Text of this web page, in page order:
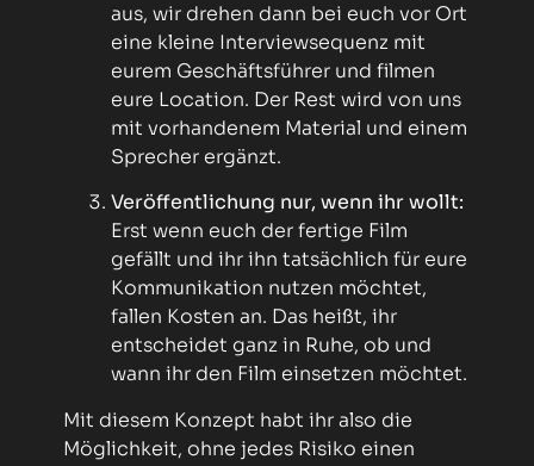
aus, wir drehen dann bei euch vor Ort
eine kleine Interviewsequenz mit
eurem Geschäftsführer und filmen
eure Location. Der Rest wird von uns
mit vorhandenem Material und einem
Sprecher ergänzt.
Veröffentlichung nur, wenn ihr wollt:
Erst wenn euch der fertige Film
gefällt und ihr ihn tatsächlich für eure
Kommunikation nutzen möchtet,
fallen Kosten an. Das heißt, ihr
entscheidet ganz in Ruhe, ob und
wann ihr den Film einsetzen möchtet.
Mit diesem Konzept habt ihr also die
Möglichkeit, ohne jedes Risiko einen